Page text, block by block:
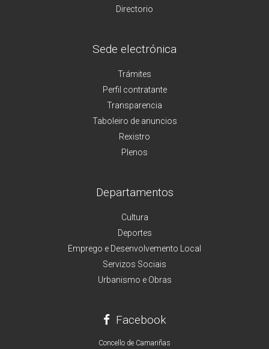
Directorio
Sede electrónica
Trámites
Perfil contratante
Transparencia
Taboleiro de anuncios
Rexistro
Plenos
Departamentos
Cultura
Deportes
Emprego e Desenvolvemento Local
Servizos Sociais
Urbanismo e Obras
Facebook
Concello de Camariñas